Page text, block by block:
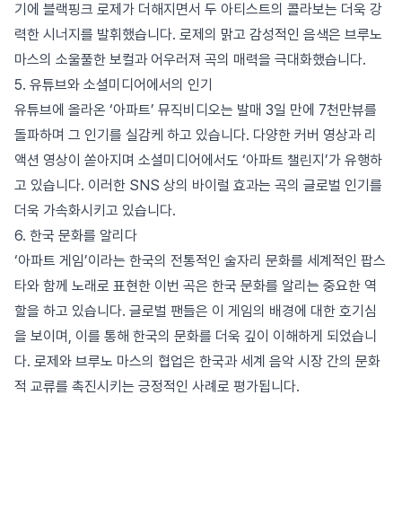
기에 블랙핑크 로제가 더해지면서 두 아티스트의 콜라보는 더욱 강
력한 시너지를 발휘했습니다. 로제의 맑고 감성적인 음색은 브루노
마스의 소울풀한 보컬과 어우러져 곡의 매력을 극대화했습니다.
5. 유튜브와 소셜미디어에서의 인기
유튜브에 올라온 ‘아파트’ 뮤직비디오는 발매 3일 만에 7천만뷰를
돌파하며 그 인기를 실감케 하고 있습니다. 다양한 커버 영상과 리
액션 영상이 쏟아지며 소셜미디어에서도 ‘아파트 챌린지’가 유행하
고 있습니다. 이러한 SNS 상의 바이럴 효과는 곡의 글로벌 인기를
더욱 가속화시키고 있습니다.
6. 한국 문화를 알리다
‘아파트 게임’이라는 한국의 전통적인 술자리 문화를 세계적인 팝스
타와 함께 노래로 표현한 이번 곡은 한국 문화를 알리는 중요한 역
할을 하고 있습니다. 글로벌 팬들은 이 게임의 배경에 대한 호기심
을 보이며, 이를 통해 한국의 문화를 더욱 깊이 이해하게 되었습니
다. 로제와 브루노 마스의 협업은 한국과 세계 음악 시장 간의 문화
적 교류를 촉진시키는 긍정적인 사례로 평가됩니다.